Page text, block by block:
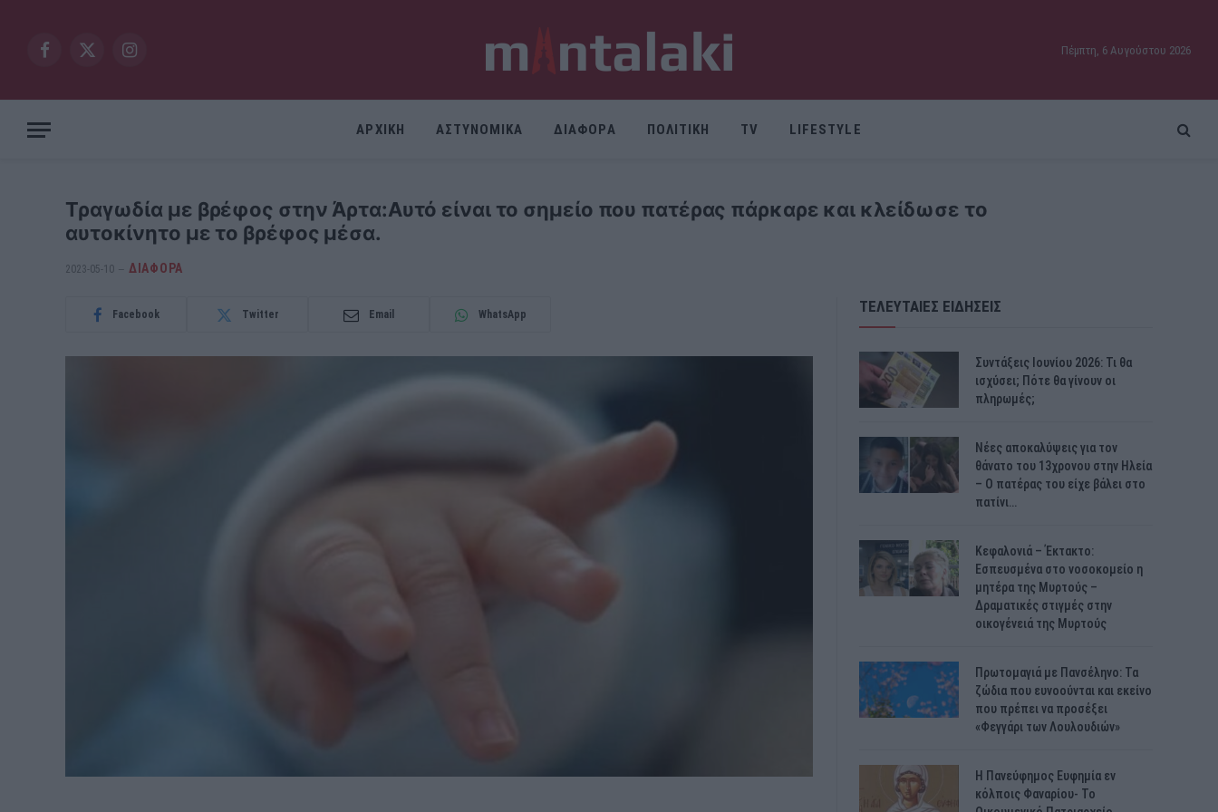
Facebook
X
Instagram
Πέμπτη, 6 Αυγούστου 2026
ΑΡΧΙΚΗ ΑΣΤΥΝΟΜΙΚΑ ΔΙΑΦΟΡΑ ΠΟΛΙΤΙΚΗ TV LIFESTYLE
Τραγωδία με βρέφος στην Άρτα:Αυτό είναι το σημείο που πατέρας πάρκαρε και κλείδωσε το
αυτοκίνητο με το βρέφος μέσα.
2023-05-10 ΔΙΆΦΟΡΑ
Facebook Twitter Email WhatsApp ΤΕΛΕΥΤΑΙΕΣ ΕΙΔΗΣΕΙΣ
Συντάξεις Ιουνίου 2026: Τι θα
ισχύσει; Πότε θα γίνουν οι
πληρωμές;
Νέες αποκαλύψεις για τον
θάνατο του 13χρονου στην Ηλεία
– Ο πατέρας του είχε βάλει στο
πατίνι…
Κεφαλονιά – Έκτακτο:
Εσπευσμένα στο νοσοκομείο η
μητέρα της Μυρτούς –
Δραματικές στιγμές στην
οικογένειά της Μυρτούς
Πρωτομαγιά με Πανσέληνο: Τα
ζώδια που ευνοούνται και εκείνο
που πρέπει να προσέξει
«Φεγγάρι των Λουλουδιών»
H Πανεύφημος Ευφημία εν
κόλποις Φαναρίου- Το